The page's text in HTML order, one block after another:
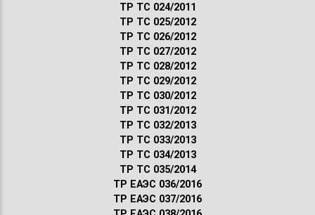
ТР ТС 024/2011
ТР ТС 025/2012
ТР ТС 026/2012
ТР ТС 027/2012
ТР ТС 028/2012
ТР ТС 029/2012
ТР ТС 030/2012
ТР ТС 031/2012
ТР ТС 032/2013
ТР ТС 033/2013
ТР ТС 034/2013
ТР ТС 035/2014
ТР ЕАЭС 036/2016
ТР ЕАЭС 037/2016